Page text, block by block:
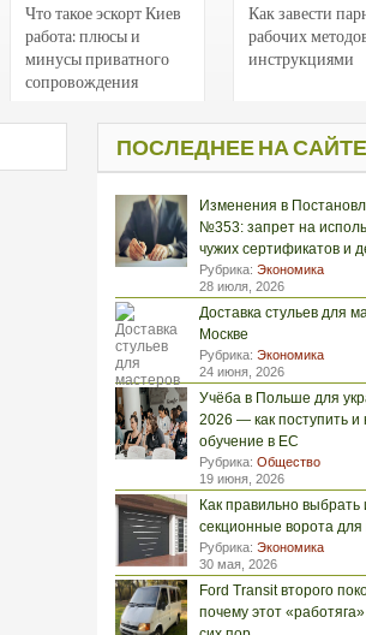
Что такое эскорт Киев
работа: плюсы и
минусы приватного
сопровождения
Как завести
рабочих
инструкциями
ПОСЛЕДНЕЕ НА САЙТЕ
Изменения в
№353: запрет на
чужих сертификатов и
Рубрика: Экономика
28 июля, 2026
Доставка стульев для
Москве
Рубрика: Экономика
24 июня, 2026
Учёба в Польше для
2026 — как поступить и
обучение в ЕС
Рубрика: Общество
19 июня, 2026
Как правильно выбрать
секционные ворота для
Рубрика: Экономика
30 мая, 2026
Ford Transit второго
почему этот